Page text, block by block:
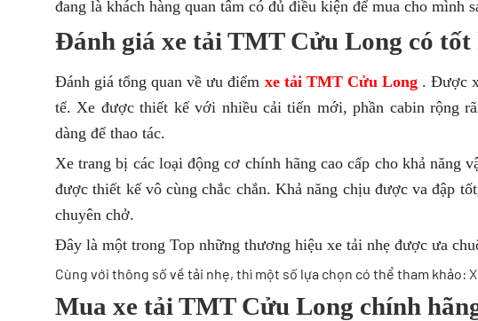
đang là khách hàng quan tâm có đủ điều kiện để mua cho mình
Đánh giá xe tải TMT Cửu Long có tốt
Đánh giá tổng quan về ưu điểm xe tải TMT Cửu Long. Được
tế. Xe được thiết kế với nhiều cải tiến mới, phần cabin rộng
dàng để thao tác.
Xe trang bị các loại động cơ chính hãng cao cấp cho khả năng
được thiết kế vô cùng chắc chắn. Khả năng chịu được va đập
chuyên chở.
Đây là một trong Top những thương hiệu xe tải nhẹ được ưa
Cùng với thông số về tải nhẹ, thì một số lựa chọn có thể tham khảo:
Mua xe tải TMT Cửu Long chính